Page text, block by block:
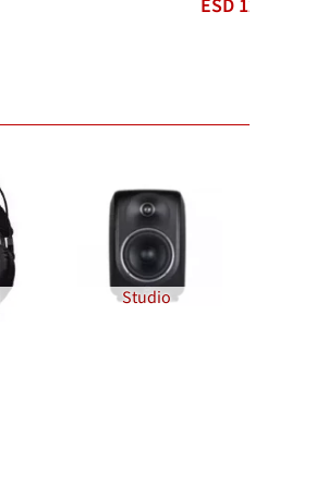
Studio